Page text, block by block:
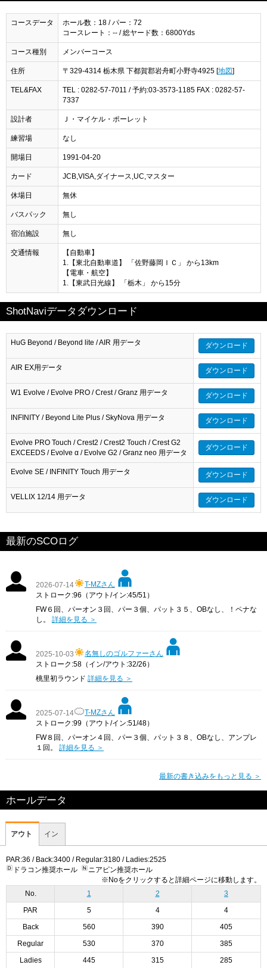
コースデータ
ホール数：18 / パー：72
コースレート：-- / 総ヤード数：6800Yds
コース種別 メンバーコース
住所 〒329-4314 栃木県 下都賀郡岩舟町小野寺4925 [地図]
TEL&FAX
TEL : 0282-57-7011 / 予約:03-3573-1185 FAX : 0282-57-
7337
設計者 Ｊ・マイケル・ポーレット
練習場 なし
開場日 1991-04-20
カード JCB,VISA,ダイナース,UC,マスター
休場日 無休
バスパック 無し
宿泊施設 無し
交通情報
【自動車】
1.【東北自動車道】 「佐野藤岡ＩＣ」 から13km
【電車・航空】
1.【東武日光線】 「栃木」 から15分
ShotNaviデータダウンロード
HuG Beyond / Beyond lite / AIR 用データ ダウンロード
AIR EX用データ ダウンロード
W1 Evolve / Evolve PRO / Crest / Granz 用データ ダウンロード
INFINITY / Beyond Lite Plus / SkyNova 用データ ダウンロード
Evolve PRO Touch / Crest2 / Crest2 Touch / Crest G2
EXCEEDS / Evolve α / Evolve G2 / Granz neo 用データ
ダウンロード
Evolve SE / INFINITY Touch 用データ ダウンロード
VELLIX 12/14 用データ ダウンロード
最新のSCOログ
2026-07-14
T-MZさん
ストローク:96（アウト/イン:45/51）
FW６回、パーオン３回、パー３個、パット３５、OBなし、！ペナな
し。 詳細を見る ＞
2025-10-03
名無しのゴルファーさん
ストローク:58（イン/アウト:32/26）
桃里初ラウンド 詳細を見る ＞
2025-07-14
T-MZさん
ストローク:99（アウト/イン:51/48）
FW８回、パーオン４回、パー３個、パット３８、OBなし、アンプレ
１回。 詳細を見る ＞
最新の書き込みをもっと見る ＞
ホールデータ
アウト イン
PAR:36 / Back:3400 / Regular:3180 / Ladies:2525
ドラコン推奨ホール
ニアピン推奨ホール
※Noをクリックすると詳細ページに移動します。
No.
1 2 3
PAR 5 4 4
Back 560 390 405
Regular 530 370 385
Ladies 445 315 285